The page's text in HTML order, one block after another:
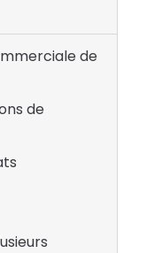
de
de